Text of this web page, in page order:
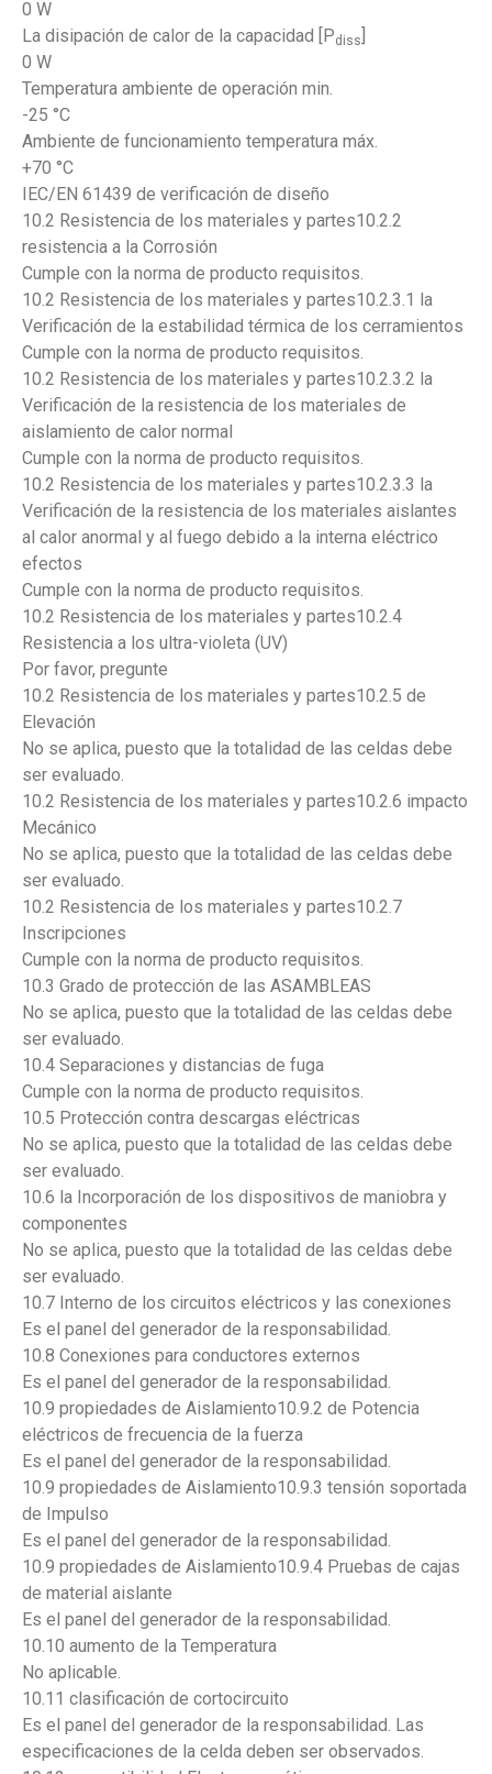
0 W
La disipación de calor de la capacidad [Pdiss
0 W
Temperatura ambiente de operación min.
-25 °C
Ambiente de funcionamiento temperatura máx.
+70 °C
IEC/EN 61439 de verificación de diseño
10.2 Resistencia de los materiales y partes10.2.2
resistencia a la Corrosión
Cumple con la norma de producto requisitos.
10.2 Resistencia de los materiales y partes10.2.3.1 la
Verificación de la estabilidad térmica de los cerramientos
Cumple con la norma de producto requisitos.
10.2 Resistencia de los materiales y partes10.2.3.2 la
Verificación de la resistencia de los materiales de
aislamiento de calor normal
Cumple con la norma de producto requisitos.
10.2 Resistencia de los materiales y partes10.2.3.3 la
Verificación de la resistencia de los materiales aislantes
al calor anormal y al fuego debido a la interna eléctrico
efectos
Cumple con la norma de producto requisitos.
10.2 Resistencia de los materiales y partes10.2.4
Resistencia a los ultra-violeta (UV)
Por favor, pregunte
10.2 Resistencia de los materiales y partes10.2.5 de
Elevación
No se aplica, puesto que la totalidad de las celdas debe
ser evaluado.
10.2 Resistencia de los materiales y partes10.2.6 impacto
Mecánico
No se aplica, puesto que la totalidad de las celdas debe
ser evaluado.
10.2 Resistencia de los materiales y partes10.2.7
Inscripciones
Cumple con la norma de producto requisitos.
10.3 Grado de protección de las ASAMBLEAS
No se aplica, puesto que la totalidad de las celdas debe
ser evaluado.
10.4 Separaciones y distancias de fuga
Cumple con la norma de producto requisitos.
10.5 Protección contra descargas eléctricas
No se aplica, puesto que la totalidad de las celdas debe
ser evaluado.
10.6 la Incorporación de los dispositivos de maniobra y
componentes
No se aplica, puesto que la totalidad de las celdas debe
ser evaluado.
10.7 Interno de los circuitos eléctricos y las conexiones
Es el panel del generador de la responsabilidad.
10.8 Conexiones para conductores externos
Es el panel del generador de la responsabilidad.
10.9 propiedades de Aislamiento10.9.2 de Potencia
eléctricos de frecuencia de la fuerza
Es el panel del generador de la responsabilidad.
10.9 propiedades de Aislamiento10.9.3 tensión soportada
de Impulso
Es el panel del generador de la responsabilidad.
10.9 propiedades de Aislamiento10.9.4 Pruebas de cajas
de material aislante
Es el panel del generador de la responsabilidad.
10.10 aumento de la Temperatura
No aplicable.
10.11 clasificación de cortocircuito
Es el panel del generador de la responsabilidad. Las
especificaciones de la celda deben ser observados.